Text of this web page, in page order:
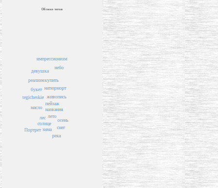
Облако тегов
пейзаж
названия
живопись
лето
натюрморт
купить
солнце
лес
зима
осень
букет
масло
река
снег
tegicheskie
реализм
небо
импрессионизм
Портрет
девушка